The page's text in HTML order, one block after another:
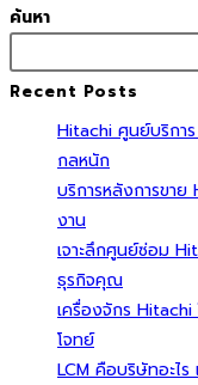
ค้นหา
Recent Posts
Hitachi ศูนย์บริกา
กลหนัก
บริการหลังการขาย
งาน
เจาะลึกศูนย์ซ่อม
ธุรกิจคุณ
เครื่องจักร
โจทย์
LCM คือบริษัทอะไ